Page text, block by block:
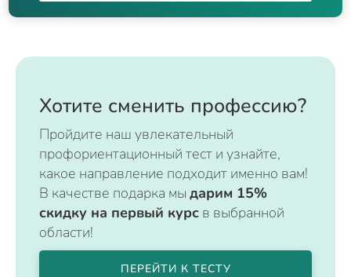
Хотите сменить профессию?
Пройдите наш увлекательный
профориентационный тест и узнайте,
какое направление подходит именно вам!
В качестве подарка мы дарим 15%
скидку на первый курс в выбранной
области!
ПЕРЕЙТИ К ТЕСТУ